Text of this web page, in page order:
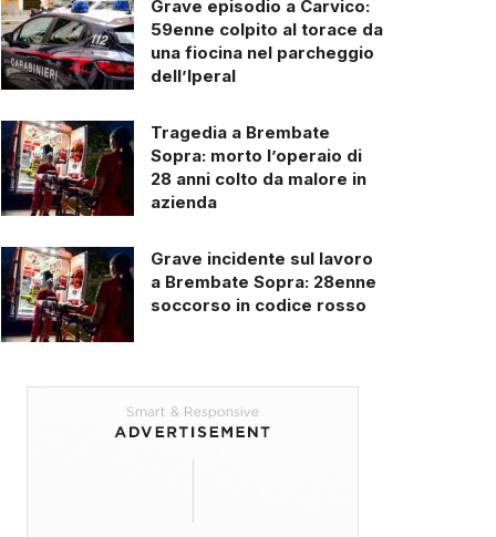
Grave episodio a Carvico:
59enne colpito al torace da
una fiocina nel parcheggio
dell’Iperal
Tragedia a Brembate
Sopra: morto l’operaio di
28 anni colto da malore in
azienda
Grave incidente sul lavoro
a Brembate Sopra: 28enne
soccorso in codice rosso